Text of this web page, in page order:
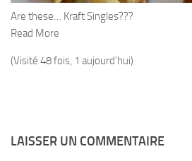
Are these… Kraft Singles???
Read More
(Visité 48 fois, 1 aujourd'hui)
LAISSER UN COMMENTAIRE